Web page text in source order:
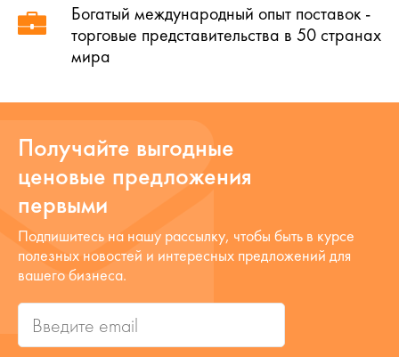
Богатый международный опыт поставок -
торговые представительства в 50 странах
мира
Получайте выгодные
ценовые предложения
первыми
Подпишитесь на нашу рассылку, чтобы быть в курсе
полезных новостей и интересных предложений для
вашего бизнеса.